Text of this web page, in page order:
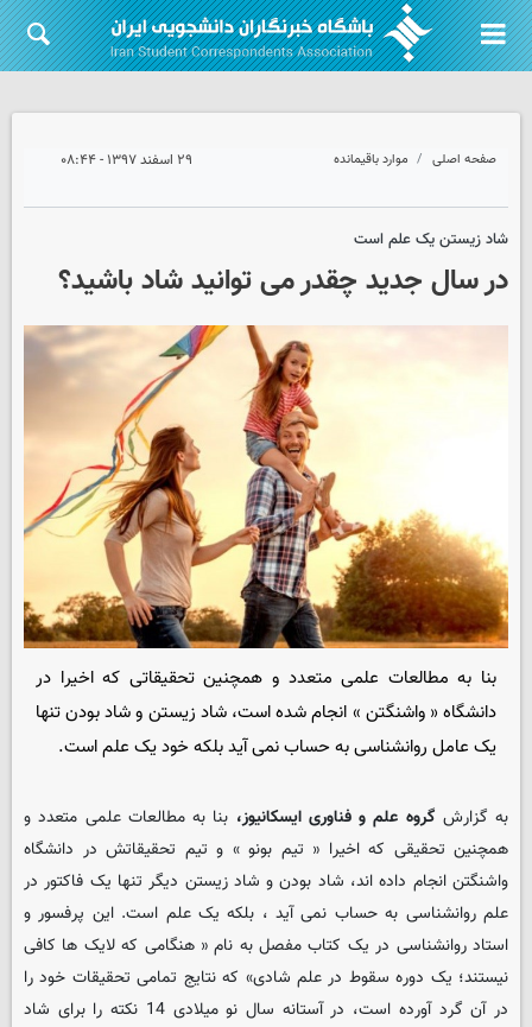
صفحه اصلی موارد باقیمانده ۲۹ اسفند ۱۳۹۷ - ۰۸:۴۴
شاد زیستن یک علم است
در سال جدید چقدر می توانید شاد باشید؟
بنا به مطالعات علمی متعدد و همچنین تحقیقاتی که اخیرا در
دانشگاه « واشنگتن » انجام شده است، شاد زیستن و شاد بودن تنها
یک عامل روانشناسی به حساب نمی آید بلکه خود یک علم است.
به گزارش گروه علم و فناوری ایسکانیوز، بنا به مطالعات علمی متعدد و
همچنین تحقیقی که اخیرا « تیم بونو » و تیم تحقیقاتش در دانشگاه
واشنگتن انجام داده اند، شاد بودن و شاد زیستن دیگر تنها یک فاکتور در
علم روانشناسی به حساب نمی آید ، بلکه یک علم است. این پرفسور و
استاد روانشناسی در یک کتاب مفصل به نام « هنگامی که لایک ها کافی
نیستند؛ یک دوره سقوط در علم شادی» که نتایج تمامی تحقیقات خود را
در آن گرد آورده است، در آستانه سال نو میلادی 14 نکته را برای شاد